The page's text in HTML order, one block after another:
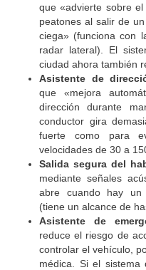
que «advierte sobre
peatones al salir de
ciega» (funciona con
radar lateral). El
ciudad ahora también
Asistente de
que «mejora
dirección durante
conductor gira
fuerte como para
velocidades de 30 a
Salida segura del
mediante señales
abre cuando hay un
(tiene un alcance de
Asistente de
reduce el riesgo de
controlar el vehículo,
médica. Si el sistema